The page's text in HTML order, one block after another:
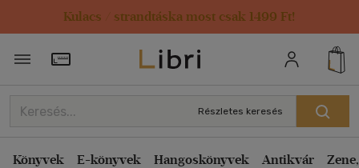
Kulacs / strandtáska most csak 1499 Ft!
Törzsvásárlói Kártya adatai
Részletes keresés
Könyvek E-könyvek Hangoskönyvek Antikvár